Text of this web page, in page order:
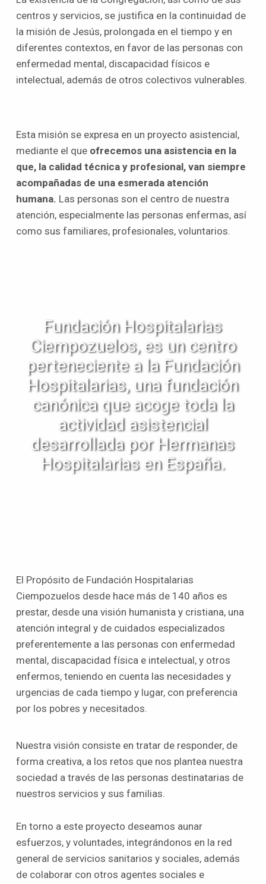
centros y servicios, se justifica en la continuidad de
la misión de Jesús, prolongada en el tiempo y en
diferentes contextos, en favor de las personas con
enfermedad mental, discapacidad físicos e
intelectual, además de otros colectivos vulnerables.
Esta misión se expresa en un proyecto asistencial,
mediante el que ofrecemos una asistencia en la
que, la calidad técnica y profesional, van siempre
acompañadas de una esmerada atención
humana. Las personas son el centro de nuestra
atención, especialmente las personas enfermas, así
como sus familiares, profesionales, voluntarios.
Fundación Hospitalarias
Ciempozuelos, es un centro
perteneciente a la Fundación
Hospitalarias, una fundación
canónica que acoge toda la
actividad asistencial
desarrollada por Hermanas
Hospitalarias en España.
El Propósito de Fundación Hospitalarias
Ciempozuelos desde hace más de 140 años es
prestar, desde una visión humanista y cristiana, una
atención integral y de cuidados especializados
preferentemente a las personas con enfermedad
mental, discapacidad física e intelectual, y otros
enfermos, teniendo en cuenta las necesidades y
urgencias de cada tiempo y lugar, con preferencia
por los pobres y necesitados.
Nuestra visión consiste en tratar de responder, de
forma creativa, a los retos que nos plantea nuestra
sociedad a través de las personas destinatarias de
nuestros servicios y sus familias.
En torno a este proyecto deseamos aunar
esfuerzos, y voluntades, integrándonos en la red
general de servicios sanitarios y sociales, además
de colaborar con otros agentes sociales e